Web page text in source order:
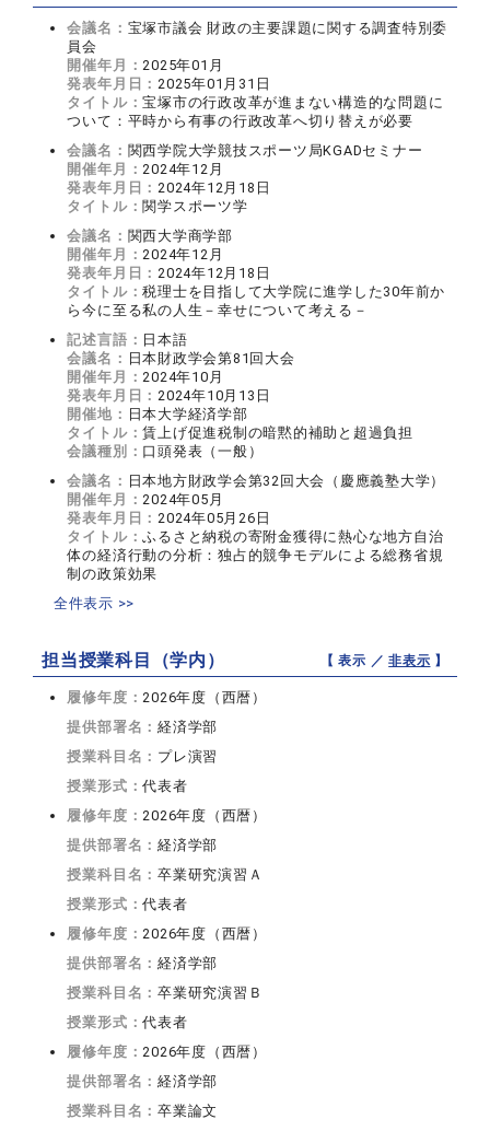
会議名： 宝塚市議会 財政の主要課題に関する調査特別委
員会
開催年月：2025年01月
発表年月日：2025年01月31日
タイトル：宝塚市の行政改革が進まない構造的な問題に
ついて：平時から有事の行政改革へ切り替えが必要
会議名： 関西学院大学競技スポーツ局KGADセミナー
開催年月：2024年12月
発表年月日：2024年12月18日
タイトル： 関学スポーツ学
会議名： 関西大学商学部
開催年月：2024年12月
発表年月日：2024年12月18日
タイトル：税理士を目指して大学院に進学した30年前か
ら今に至る私の人生－幸せについて考える－
記述言語： 日本語
会議名： 日本財政学会第81回大会
開催年月：2024年10月
発表年月日：2024年10月13日
開催地： 日本大学経済学部
タイトル：賃上げ促進税制の暗黙的補助と超過負担
会議種別： 口頭発表（一般）
会議名： 日本地方財政学会第32回大会（慶應義塾大学）
開催年月：2024年05月
発表年月日：2024年05月26日
タイトル：ふるさと納税の寄附金獲得に熱心な地方自治
体の経済行動の分析：独占的競争モデルによる総務省規
制の政策効果
全件表示 >>
担当授業科目（学内） 【 表示 ／非表示 】
履修年度：2026年度（西暦）
提供部署名：経済学部
授業科目名： プレ演習
授業形式：代表者
履修年度：2026年度（西暦）
提供部署名：経済学部
授業科目名：卒業研究演習Ａ
授業形式：代表者
履修年度：2026年度（西暦）
提供部署名：経済学部
授業科目名：卒業研究演習Ｂ
授業形式：代表者
履修年度：2026年度（西暦）
提供部署名：経済学部
授業科目名：卒業論文